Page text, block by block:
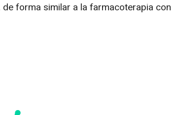
forma similar a la farmacoterapia con